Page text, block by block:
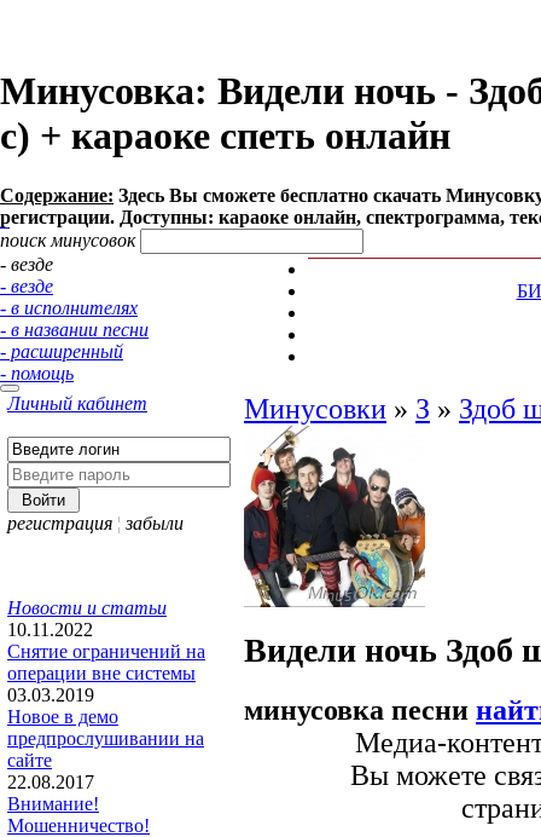
Минусовка: Видели ночь -
с) + караоке спеть онлайн
Содержание: Здесь Вы сможете бесплатно cкачать
регистрации. Доступны: караоке онлайн, спектрограмма,
поиск минусовок
- везде
- везде
- в исполнителях
- в названии песни
- расширенный
- помощь
Личный кабинет
регистрация ¦ забыли
Новости и статьи
10.11.2022
Снятие ограничений на
операции вне системы
03.03.2019
Новое в демо
предпрослушивании на
сайте
22.08.2017
Внимание!
Мошенничество!
Минусовки » З » Здоб
Видели ночь Здоб
минусовка песни
Медиа-
Вы можете